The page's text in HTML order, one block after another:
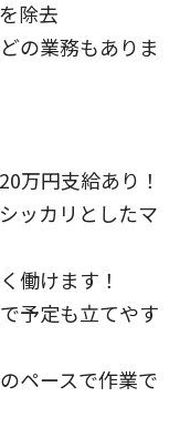
除去
の業務もありま
万円支給あり！
ッカリとしたマ
働けます！
予定も立てやす
ペースで作業で